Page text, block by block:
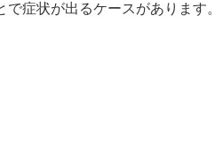
症状が出るケースがあります。